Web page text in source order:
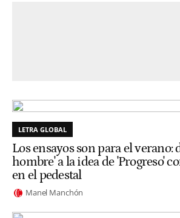
LETRA GLOBAL
Los ensayos son para el verano:
hombre' a la idea de 'Progreso'
en el pedestal
Manel Manchón